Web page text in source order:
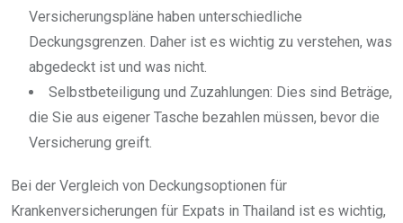
Versicherungspläne haben unterschiedliche
Deckungsgrenzen. Daher ist es wichtig zu verstehen, was
abgedeckt ist und was nicht.
Selbstbeteiligung und Zuzahlungen: Dies sind Beträge,
die Sie aus eigener Tasche bezahlen müssen, bevor die
Versicherung greift.
Bei der Vergleich von Deckungsoptionen für
Krankenversicherungen für Expats in Thailand ist es wichtig,